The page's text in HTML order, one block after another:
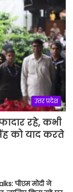
उत्तर प्रदेश
रहे, कभी
को याद करते
पीएम मोदी ने